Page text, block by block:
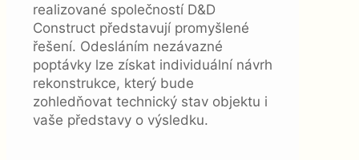
realizované společností D&D
Construct představují promyšlené
řešení. Odesláním nezávazné
poptávky lze získat individuální návrh
rekonstrukce, který bude
zohledňovat technický stav objektu i
vaše představy o výsledku.